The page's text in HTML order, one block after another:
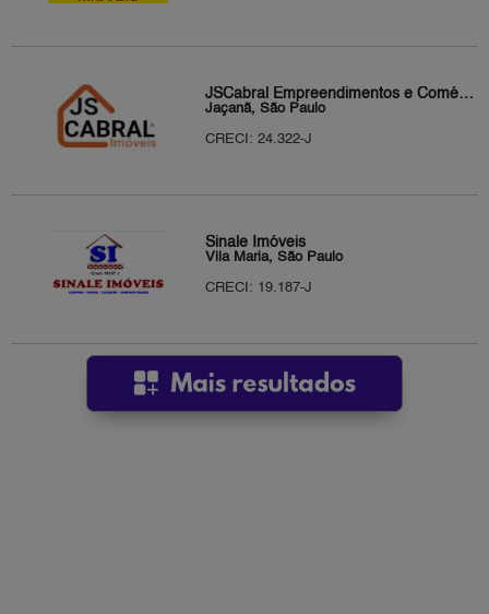
JSCabral Empreendimentos e Comércio Ltda
Jaçanã, São Paulo
CRECI: 24.322-J
Sinale Imóveis
Vila Maria, São Paulo
CRECI: 19.187-J